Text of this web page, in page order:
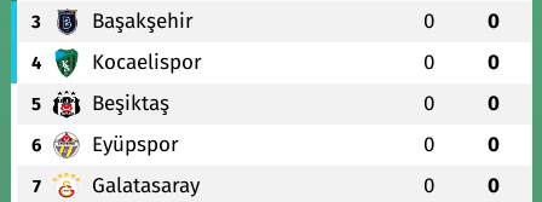
3 Başakşehir 0 0
4 Kocaelispor 0 0
5 Beşiktaş 0 0
6 Eyüpspor 0 0
7 Galatasaray 0 0